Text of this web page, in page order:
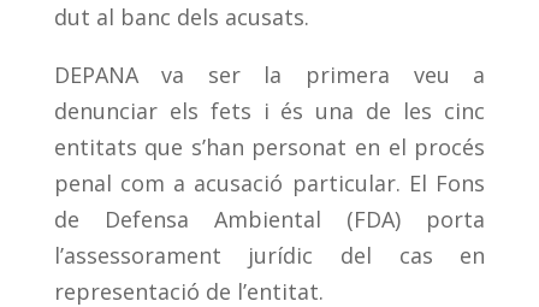
dut al banc dels acusats.
DEPANA va ser la primera veu a
denunciar els fets i és una de les cinc
entitats que s’han personat en el procés
penal com a acusació particular. El Fons
de Defensa Ambiental (FDA) porta
l’assessorament jurídic del cas en
representació de l’entitat.